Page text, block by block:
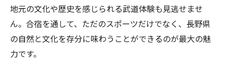
地元の文化や歴史を感じられる武道体験も見逃せませ
ん。合宿を通して、ただのスポーツだけでなく、長野県
の自然と文化を存分に味わうことができるのが最大の魅
力です。